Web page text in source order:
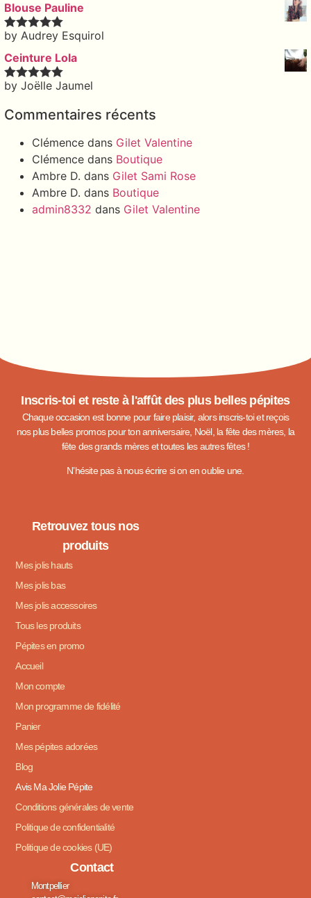
Blouse Pauline
Rated5out
by Audrey Esquirol
Ceinture Lola
Rated5out
by Joëlle Jaumel
Commentaires récents
Clémence dans Gilet Valentine
Clémence dans Boutique
Ambre D. dans Gilet Sami Rose
Ambre D. dans Boutique
admin8332 dans Gilet Valentine
Inscris-toi et reste à l'affût des plus belles pépites
Chaque occasion est bonne pour faire plaisir, alors inscris-toi et reçois
nos plus belles promos pour ton anniversaire, Noël, la fête des mères, la
fête des grands mères et toutes les autres fêtes !
N’hésite pas à nous écrire si on en oublie une.
Retrouvez tous nos
produits
Mes jolis hauts
Mes jolis bas
Mes jolis accessoires
Tous les produits
Pépites en promo
Accueil
Mon compte
Mon programme de fidélité
Panier
Mes pépites adorées
Blog
Avis Ma Jolie Pépite
Conditions générales de vente
Politique de confidentialité
Politique de cookies (UE)
Contact
Montpellier